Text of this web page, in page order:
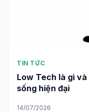
TIN TỨC
Low Tech là gì
sống hiện đại
14/07/2026